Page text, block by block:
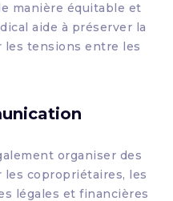
manière équitable et
aide à préserver la
les tensions entre les
organiser des
copropriétaires, les
légales et financières